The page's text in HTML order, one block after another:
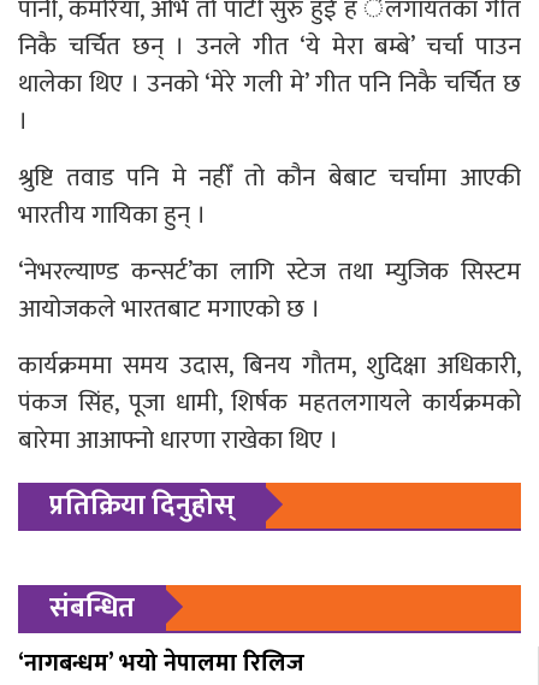
पानी, कमरिया, अभि तो पार्टी सुरु हुई ह ेलगायतका गीत
निकै चर्चित छन् । उनले गीत ‘ये मेरा बम्बे’ चर्चा पाउन
थालेका थिए । उनको ‘मेरे गली मे’ गीत पनि निकै चर्चित छ
।
श्रुष्टि तवाड पनि मे नहीँ तो कौन बेबाट चर्चामा आएकी
भारतीय गायिका हुन् ।
‘नेभरल्याण्ड कन्सर्ट’का लागि स्टेज तथा म्युजिक सिस्टम
आयोजकले भारतबाट मगाएको छ ।
कार्यक्रममा समय उदास, बिनय गौतम, शुदिक्षा अधिकारी,
पंकज सिंह, पूजा धामी, शिर्षक महतलगायले कार्यक्रमको
बारेमा आआफ्नो धारणा राखेका थिए ।
प्रतिक्रिया दिनुहोस्
संबन्धित
‘नागबन्धम’ भयो नेपालमा रिलिज